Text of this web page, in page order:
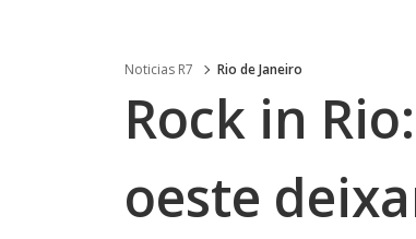
Noticias R7 Rio de Janeiro
Rock in
oeste